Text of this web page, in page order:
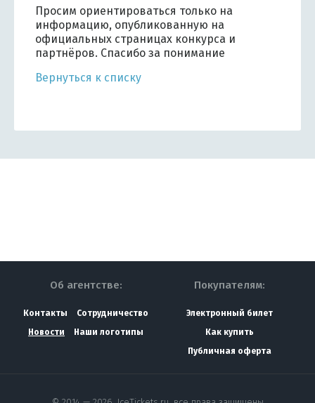
Просим ориентироваться только на
информацию, опубликованную на
официальных страницах конкурса и
партнёров. Спасибо за понимание
Вернуться к списку
Об агентстве:
Контакты
Сотрудничество
Новости
Наши логотипы
Покупателям:
Электронный билет
Как купить
Публичная оферта